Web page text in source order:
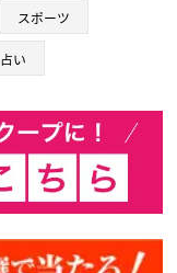
スポーツ
占い